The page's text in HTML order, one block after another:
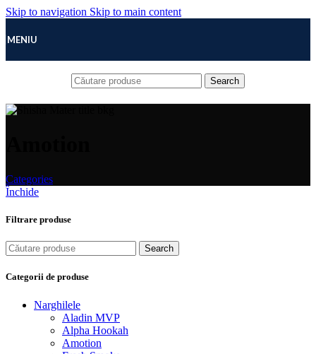
Skip to navigation Skip to main content
MENIU
Search
Categories
Închide
Filtrare produse
Search
Categorii de produse
Narghilele
Aladin MVP
Alpha Hookah
Amotion